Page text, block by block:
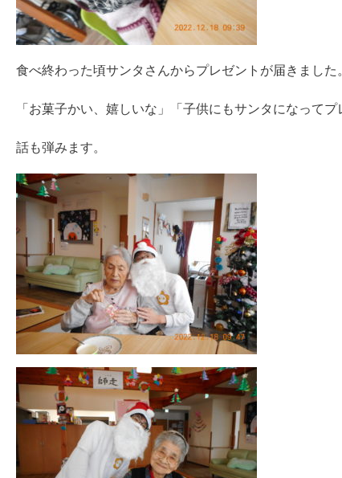
食べ終わった頃サンタさんからプレゼントが届きました
「お菓子かい、嬉しいな」「子供にもサンタになってプ
話も弾みます。